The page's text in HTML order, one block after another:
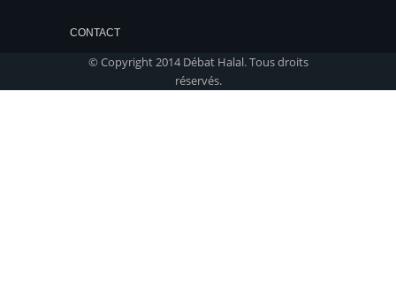
CONTACT
© Copyright 2014 Débat Halal. Tous droits
réservés.